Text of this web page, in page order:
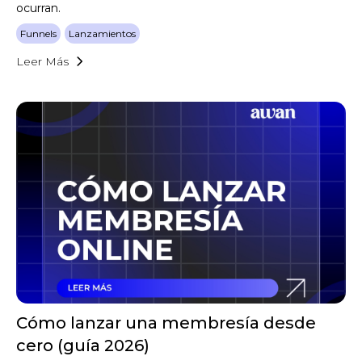
ocurran.
Funnels Lanzamientos
Leer Más
Cómo lanzar una membresía desde
cero (guía 2026)